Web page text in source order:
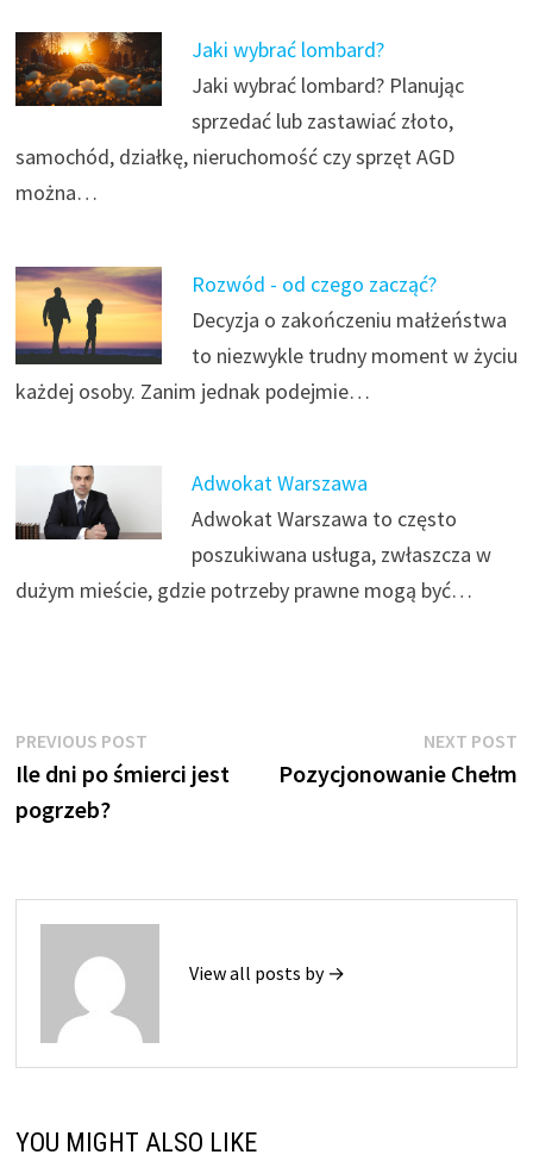
Jaki wybrać lombard?
Jaki wybrać lombard? Planując
sprzedać lub zastawiać złoto,
samochód, działkę, nieruchomość czy sprzęt AGD
można…
Rozwód - od czego zacząć?
Decyzja o zakończeniu małżeństwa
to niezwykle trudny moment w życiu
każdej osoby. Zanim jednak podejmie…
Adwokat Warszawa
Adwokat Warszawa to często
poszukiwana usługa, zwłaszcza w
dużym mieście, gdzie potrzeby prawne mogą być…
Nawigacja
wpisu
PREVIOUS POSTPrevious
post:
Ile dni po śmierci jest
pogrzeb?
NEXT POST
Pozycjonowanie Chełm
View all posts by →
YOU MIGHT ALSO LIKE